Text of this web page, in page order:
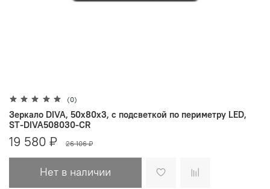
(0)
Зеркало DIVA, 50x80x3, с подсветкой по периметру LED,
ST-DIVA508030-CR
19 580 ₽ 26 106 ₽
Нет в наличии